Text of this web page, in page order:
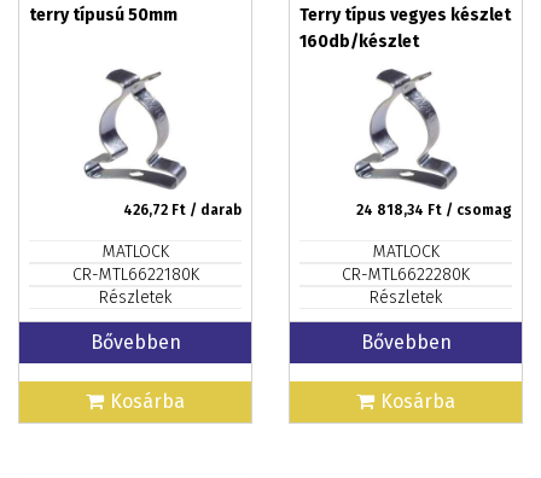
terry típusú 50mm
426,72 Ft / darab
MATLOCK
CR-MTL6622180K
Részletek
Bővebben
Kosárba
Terry típus vegyes készlet
160db/készlet
24 818,34 Ft / csomag
MATLOCK
CR-MTL6622280K
Részletek
Bővebben
Kosárba